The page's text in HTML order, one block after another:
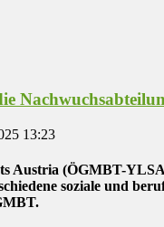
13:23
Austria (ÖGMBT-
soziale und